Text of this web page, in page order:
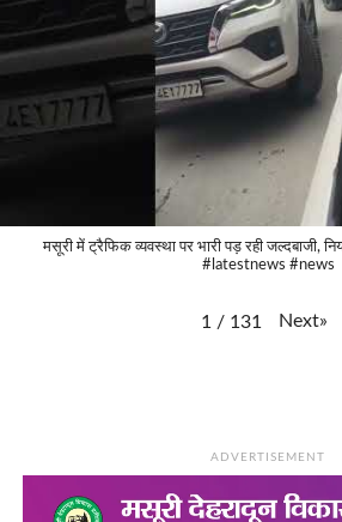
मसूरी में ट्रैफिक व्यवस्था पर भारी पड़ रही जल्दबाजी,
#latestnews #news
1 / 131 Next»
ADVERTISEMENT